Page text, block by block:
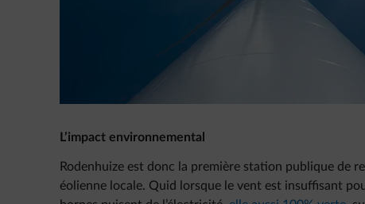
L’impact environnemental
Rodenhuize est donc la première station publique de
éolienne locale. Quid lorsque le vent est insuffisant